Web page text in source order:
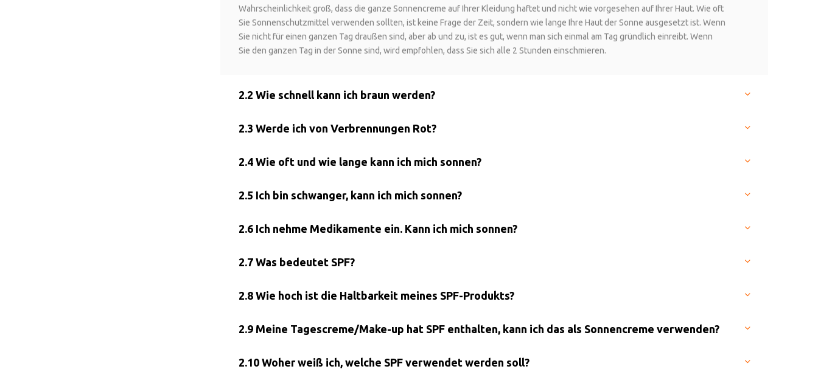
Wahrscheinlichkeit groß, dass die ganze Sonnencreme auf Ihrer Kleidung haftet und nicht wie vorgesehen auf Ihrer Haut. Wie oft
Sie Sonnenschutzmittel verwenden sollten, ist keine Frage der Zeit, sondern wie lange Ihre Haut der Sonne ausgesetzt ist. Wenn
Sie nicht für einen ganzen Tag draußen sind, aber ab und zu, ist es gut, wenn man sich einmal am Tag gründlich einreibt. Wenn
Sie den ganzen Tag in der Sonne sind, wird empfohlen, dass Sie sich alle 2 Stunden einschmieren.
2.2 Wie schnell kann ich braun werden?
2.3 Werde ich von Verbrennungen Rot?
2.4 Wie oft und wie lange kann ich mich sonnen?
2.5 Ich bin schwanger, kann ich mich sonnen?
2.6 Ich nehme Medikamente ein. Kann ich mich sonnen?
2.7 Was bedeutet SPF?
2.8 Wie hoch ist die Haltbarkeit meines SPF-Produkts?
2.9 Meine Tagescreme/Make-up hat SPF enthalten, kann ich das als Sonnencreme verwenden?
2.10 Woher weiß ich, welche SPF verwendet werden soll?